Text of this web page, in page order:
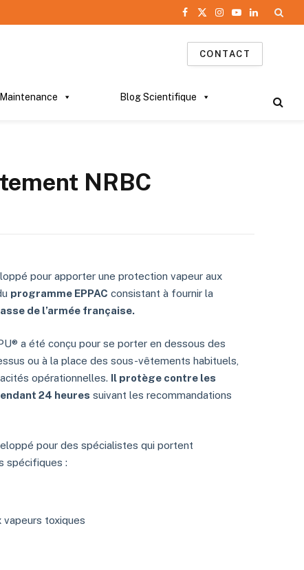
Facebook
X
(Twitter)
Instagram
YouTube
LinkedIn
CONTACT
Maintenance Blog Scientifique
NRBC
pour apporter une protection vapeur aux
programme EPPAC consistant à fournir la
de l’armée française.
a été conçu pour se porter en dessous des
ou à la place des sous-vêtements habituels,
opérationnelles. Il protège contre les
24 heures suivant les recommandations
pour des spécialistes qui portent
spécifiques :
vapeurs toxiques